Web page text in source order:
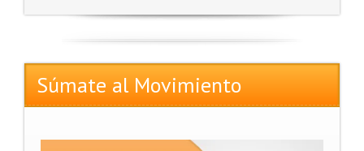
Súmate al Movimiento